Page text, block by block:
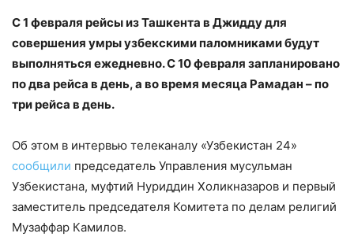
С 1 февраля рейсы из Ташкента в Джидду для
совершения умры узбекскими паломниками будут
выполняться ежедневно. С 10 февраля запланировано
по два рейса в день, а во время месяца Рамадан – по
три рейса в день.
Об этом в интервью телеканалу «Узбекистан 24»
сообщили председатель Управления мусульман
Узбекистана, муфтий Нуриддин Холикназаров и первый
заместитель председателя Комитета по делам религий
Музаффар Камилов.